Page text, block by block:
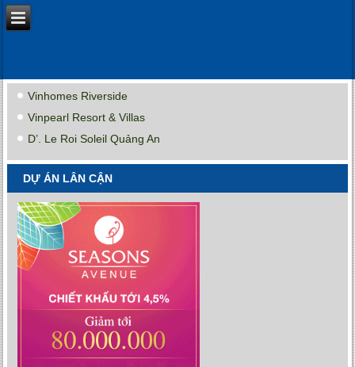
Vinhomes Riverside
Vinpearl Resort & Villas
D’. Le Roi Soleil Quảng An
DỰ ÁN LÂN CẬN